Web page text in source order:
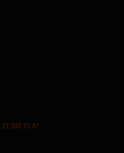
33 300 33 97